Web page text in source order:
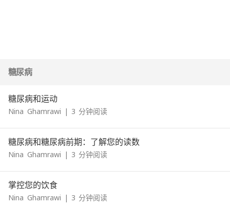
糖尿病
糖尿病和运动
Nina Ghamrawi | 3 分钟阅读
糖尿病和糖尿病前期：了解您的读数
Nina Ghamrawi | 3 分钟阅读
掌控您的饮食
Nina Ghamrawi | 3 分钟阅读